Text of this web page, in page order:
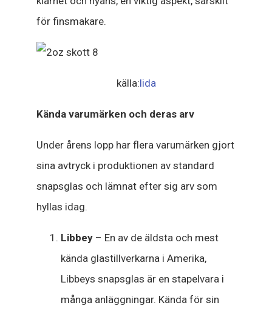
för finsmakare.
källa:lida
Kända varumärken och deras arv
Under årens lopp har flera varumärken gjort
sina avtryck i produktionen av standard
snapsglas och lämnat efter sig arv som
hyllas idag.
Libbey – En av de äldsta och mest
kända glastillverkarna i Amerika,
Libbeys snapsglas är en stapelvara i
många anläggningar. Kända för sin